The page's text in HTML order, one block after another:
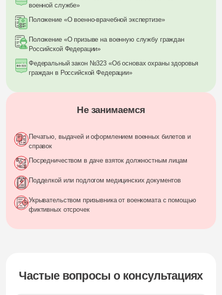
военной службе»
Положение «О военно-врачебной экспертизе»
Положение «О призыве на военную службу граждан
Российской Федерации»
Федеральный закон №323 «Об основах охраны здоровья
граждан в Российской Федерации»
Не занимаемся
Печатью, выдачей и оформлением военных билетов и
справок
Посредничеством в даче взяток должностным лицам
Подделкой или подлогом медицинских документов
Укрывательством призывника от военкомата с помощью
фиктивных отсрочек
Частые вопросы о консультациях